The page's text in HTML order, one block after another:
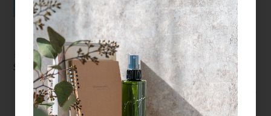
※在庫限り※ ママベビー
SNOOPY UVシリーズ
すべてのおすすめ商品を見る